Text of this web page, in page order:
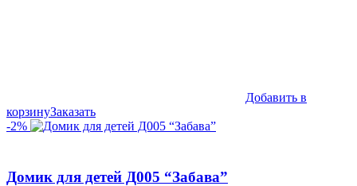
Добавить в
корзинуЗаказать
-2%
Домик для детей Д005 “Забава”